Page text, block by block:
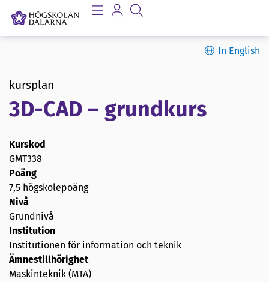
In English
kursplan
3D-CAD – grundkurs
Kurskod
GMT338
Poäng
7,5 högskolepoäng
Nivå
Grundnivå
Institution
Institutionen för information och teknik
Ämnestillhörighet
Maskinteknik (MTA)